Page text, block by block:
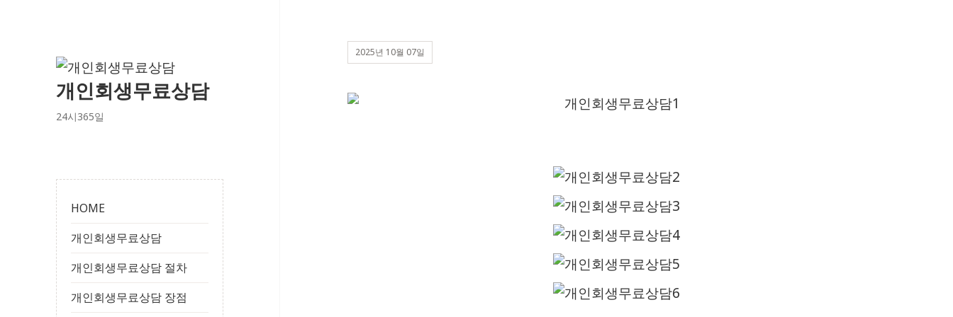
개인회생무료상담
24시365일
HOME
개인회생무료상담
개인회생무료상담 절차
개인회생무료상담 장점
2025년 10월 07일